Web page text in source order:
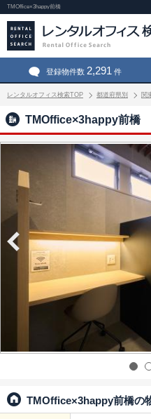
TMOffice×3happy前橋
登録物件数 2,291 件
レンタルオフィス検索TOP 都道府県別 関
TMOffice×3happy前橋
TMOffice×3happy前橋の